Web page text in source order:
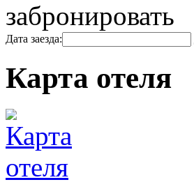
забронировать
Дата заезда:
Карта отеля